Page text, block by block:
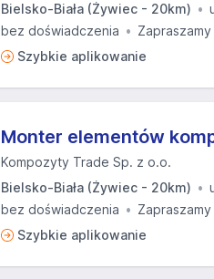
Bielsko-Biała (Żywiec - 20km)
bez doświadczenia
Szybkie aplikowanie
Monter elementów
Kompozyty Trade Sp. z o.o.
Bielsko-Biała (Żywiec - 20km)
bez doświadczenia
Szybkie aplikowanie